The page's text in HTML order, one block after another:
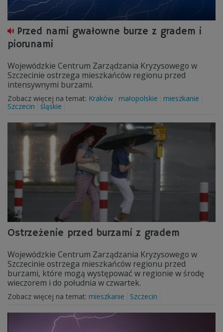
Przed nami gwałowne burze z gradem i
piorunami
Wojewódzkie Centrum Zarządzania Kryzysowego w
Szczecinie ostrzega mieszkańców regionu przed
intensywnymi burzami.
Zobacz więcej na temat: Kraków małopolskie
mieszkanie
Szczecin
śląskie
Ostrzeżenie przed burzami z gradem
Wojewódzkie Centrum Zarządzania Kryzysowego w
Szczecinie ostrzega mieszkańców regionu przed
burzami, które mogą występować w regionie w środę
wieczorem i do południa w czwartek.
Zobacz więcej na temat: mieszkanie Szczecin